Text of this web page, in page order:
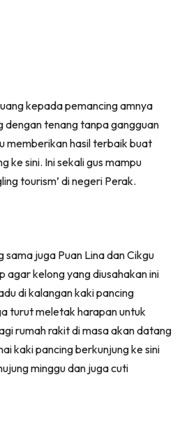
kepada pemancing amnya
dengan tenang tanpa gangguan
memberikan hasil terbaik buat
ke sini. Ini sekali gus mampu
tourism’ di negeri Perak.
sama juga Puan Lina dan Cikgu
agar kelong yang diusahakan ini
di kalangan kaki pancing
turut meletak harapan untuk
rumah rakit di masa akan datang
kaki pancing berkunjung ke sini
minggu dan juga cuti